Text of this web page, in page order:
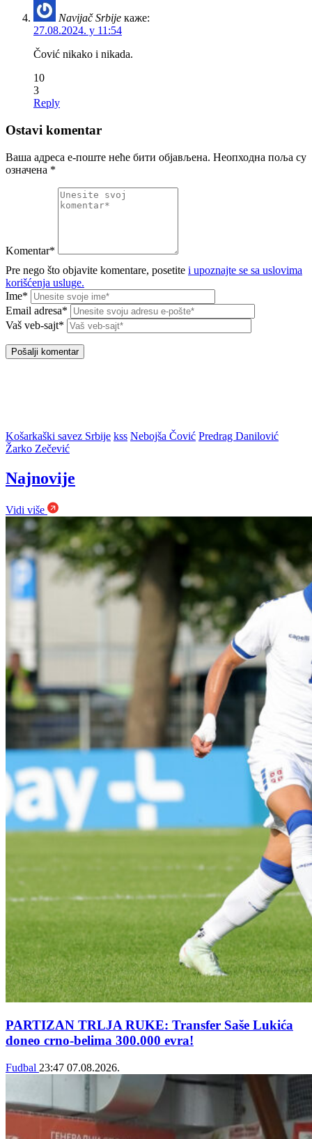
Navijač Srbije каже:
27.08.2024. у 11:54
Čović nikako i nikada.
10
3
Reply
Ostavi komentar
Ваша адреса е-поште неће бити објављена. Неопходна поља су
означена *
Komentar*
Pre nego što objavite komentare, posetite i upoznajte se sa uslovima
korišćenja usluge.
Ime*
Email adresa*
Vaš veb-sajt*
Košarkaški savez Srbije kss Nebojša Čović Predrag Danilović
Žarko Zečević
Najnovije
Vidi više
PARTIZAN TRLJA RUKE: Transfer Saše Lukića
doneo crno-belima 300.000 evra!
Fudbal 23:47 07.08.2026.